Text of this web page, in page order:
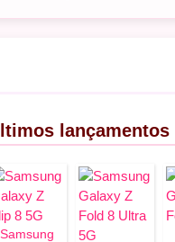
lançamentos
Samsung